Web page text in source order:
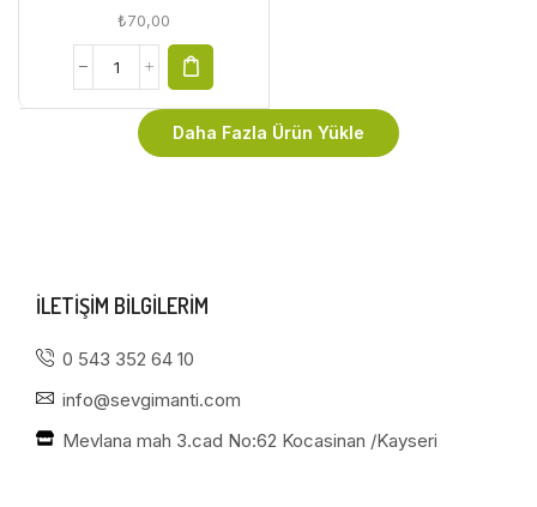
₺70,00
Daha Fazla Ürün Yükle
ILETIŞIM BILGILERIM
0 543 352 64 10
info@sevgimanti.com
Mevlana mah 3.cad No:62 Kocasinan /Kayseri